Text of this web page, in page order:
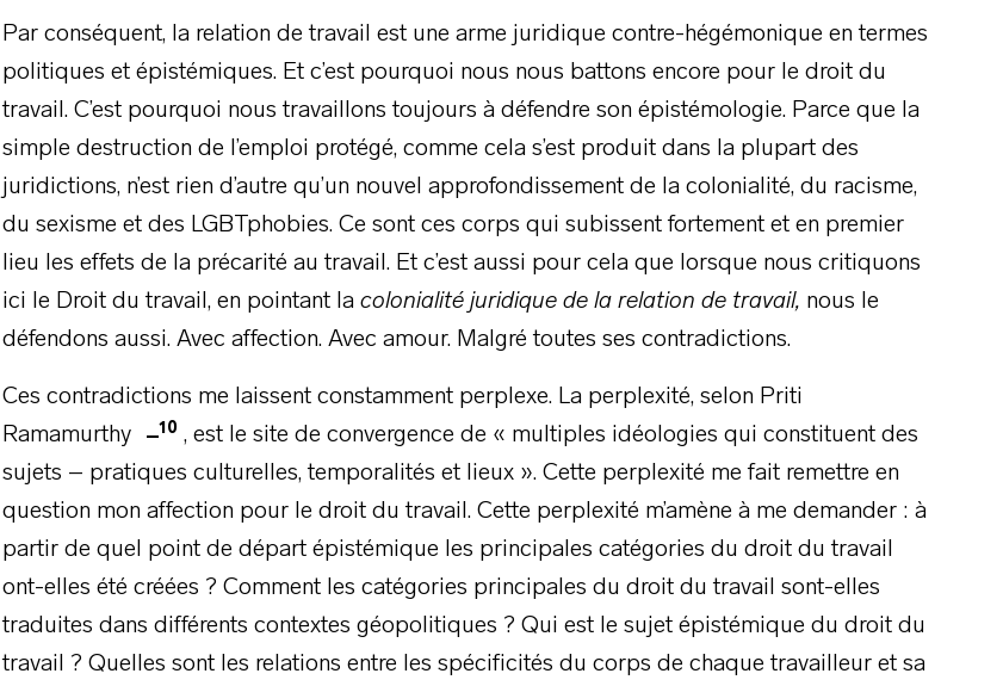
Par conséquent, la relation de travail est une arme juridique contre-hégémonique en termes
politiques et épistémiques. Et c’est pourquoi nous nous battons encore pour le droit du
travail. C’est pourquoi nous travaillons toujours à défendre son épistémologie. Parce que la
simple destruction de l’emploi protégé, comme cela s’est produit dans la plupart des
juridictions, n’est rien d’autre qu’un nouvel approfondissement de la colonialité, du racisme,
du sexisme et des LGBTphobies. Ce sont ces corps qui subissent fortement et en premier
lieu les effets de la précarité au travail. Et c’est aussi pour cela que lorsque nous critiquons
ici le Droit du travail, en pointant la colonialité juridique de la relation de travail, nous le
défendons aussi. Avec affection. Avec amour. Malgré toutes ses contradictions.
Ces contradictions me laissent constamment perplexe. La perplexité, selon Priti
Ramamurthy
10 , est le site de convergence de « multiples idéologies qui constituent des
sujets – pratiques culturelles, temporalités et lieux ». Cette perplexité me fait remettre en
question mon affection pour le droit du travail. Cette perplexité m’amène à me demander : à
partir de quel point de départ épistémique les principales catégories du droit du travail
ont-elles été créées ? Comment les catégories principales du droit du travail sont-elles
traduites dans différents contextes géopolitiques ? Qui est le sujet épistémique du droit du
travail ? Quelles sont les relations entre les spécificités du corps de chaque travailleur et sa